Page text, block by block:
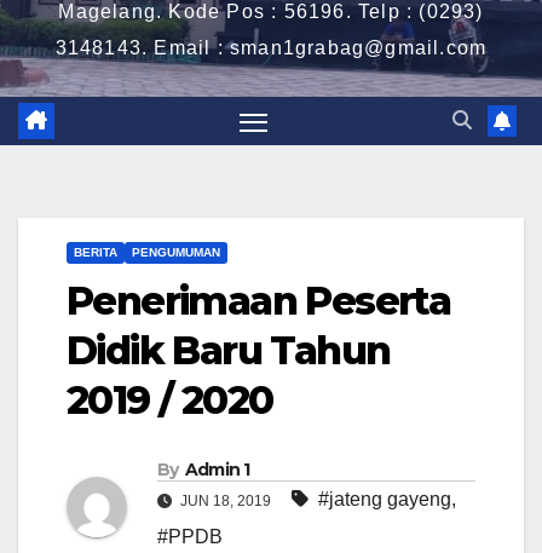
Magelang. Kode Pos : 56196. Telp : (0293)
3148143. Email : sman1grabag@gmail.com
BERITA PENGUMUMAN
Penerimaan Peserta
Didik Baru Tahun
2019 / 2020
By Admin 1
JUN 18, 2019 #jateng gayeng,
#PPDB